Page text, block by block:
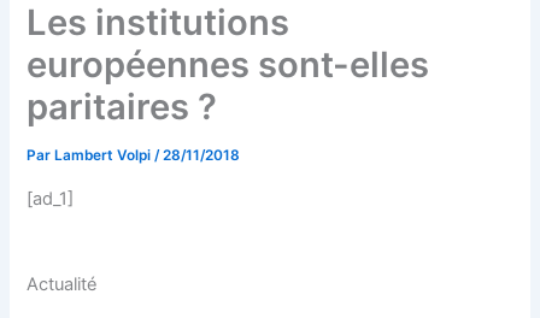
Les institutions
européennes sont-elles
paritaires ?
Par Lambert Volpi/28/11/2018
[ad_1]
Actualité